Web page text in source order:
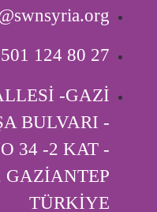
124 80 27
-GAZİ
BULVARI -
34 -2 KAT -
GAZİANTEP
TÜRKİYE